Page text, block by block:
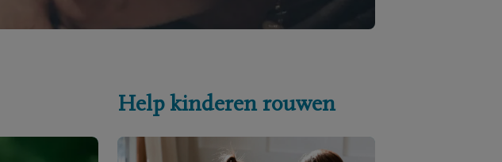
Help kinderen rouwen